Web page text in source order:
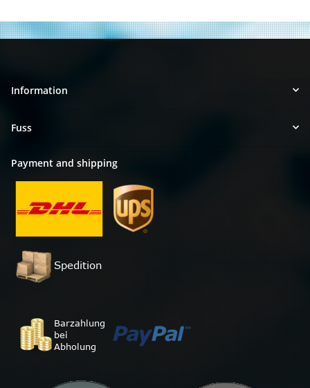
Information
Fuss
Payment and shipping